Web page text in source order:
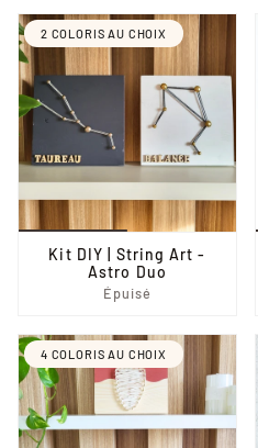
2 COLORIS AU CHOIX
Kit DIY | String Art -
Astro Duo
Épuisé
4 COLORIS AU CHOIX